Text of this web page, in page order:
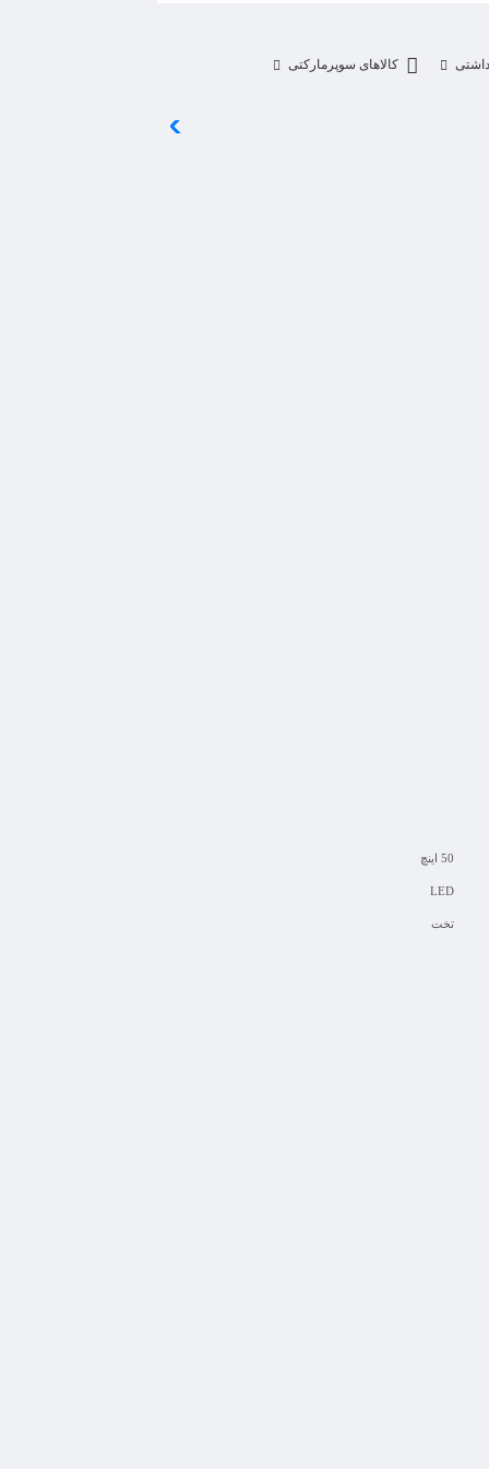
کالاهای سوپرمارکتی
50 اینچ
LED
تخت